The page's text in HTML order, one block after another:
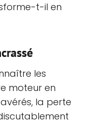
t-il en
les
moteur en
la perte